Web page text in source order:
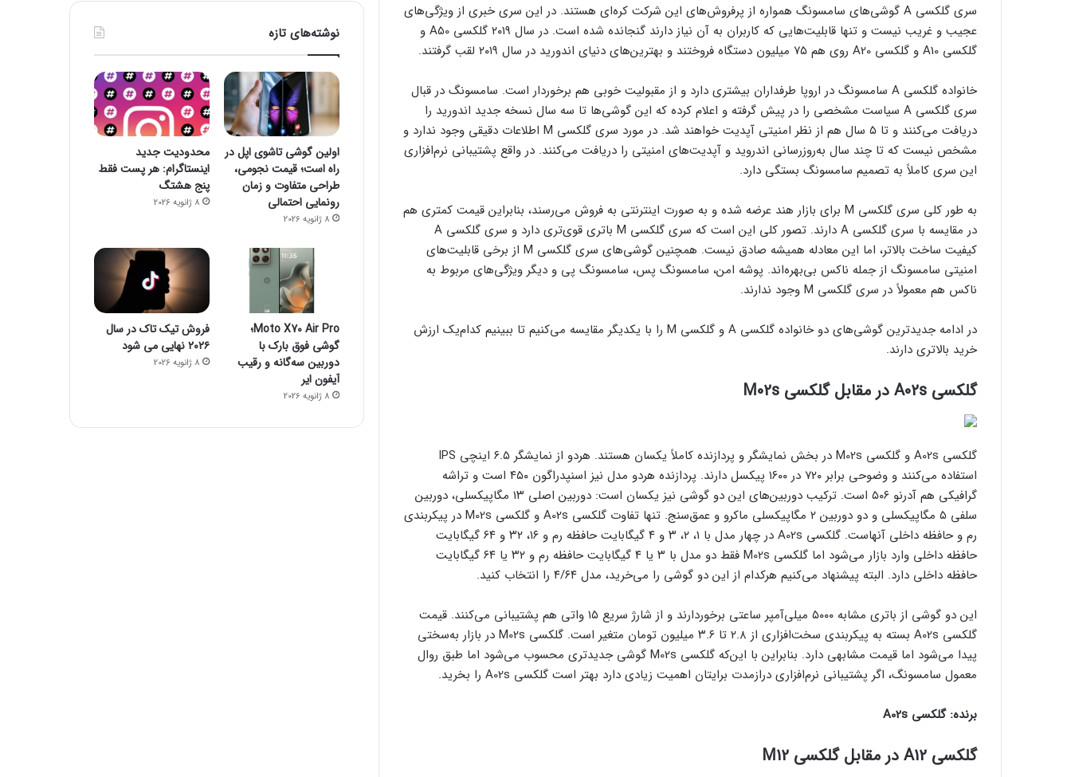
سری گلکسی A گوشی‌های سامسونگ همواره از پرفروش‌های این شرکت کره‌ای هستند. در این سری خبری از ویژگی‌های
عجیب و غریب نیست و تنها قابلیت‌هایی که کاربران به آن نیاز دارند گنجانده شده است. در سال ۲۰۱۹ گلکسی A50 و
گلکسی A10 و گلکسی A20 روی هم ۷۵ میلیون دستگاه فروختند و بهترین‌های دنیای اندورید در سال ۲۰۱۹ لقب گرفتند.
خانواده گلکسی A سامسونگ در اروپا طرفداران بیشتری دارد و از مقبولیت خوبی هم برخوردار است. سامسونگ در قبال
سری گلکسی A سیاست مشخصی را در پیش گرفته و اعلام کرده که این گوشی‌ها تا سه سال نسخه جدید اندورید را
دریافت می‌کنند و تا ۵ سال هم از نظر امنیتی آپدیت خواهند شد. در مورد سری گلکسی M اطلاعات دقیقی وجود ندارد و
مشخص نیست که تا چند سال به‌روزرسانی اندروید و آپدیت‌های امنیتی را دریافت می‌کنند. در واقع پشتیبانی نرم‌افزاری
این سری کاملاً به تصمیم سامسونگ بستگی دارد.
به طور کلی سری گلکسی M برای بازار هند عرضه شده و به صورت اینترنتی به فروش می‌رسند، بنابراین قیمت کمتری هم
در مقایسه با سری گلکسی A دارند. تصور کلی این است که سری گلکسی M باتری قوی‌تری دارد و سری گلکسی A
کیفیت ساخت بالاتر، اما این معادله همیشه صادق نیست. همچنین گوشی‌های سری گلکسی M از برخی قابلیت‌های
امنیتی سامسونگ از جمله ناکس بی‌بهره‌اند. پوشه امن، سامسونگ پس، سامسونگ پی و دیگر ویژگی‌های مربوط به
ناکس هم معمولاً در سری گلکسی M وجود ندارند.
در ادامه جدیدترین گوشی‌های دو خانواده گلکسی A و گلکسی M را با یکدیگر مقایسه می‌کنیم تا ببینیم کدام‌یک ارزش
خرید بالاتری دارند.
گلکسی A02s در مقابل گلکسی M02s
گلکسی A02s و گلکسی M02s در بخش نمایشگر و پردازنده کاملاً یکسان هستند. هردو از نمایشگر ۶.۵ اینچی IPS
استفاده می‌کنند و وضوحی برابر ۷۲۰ در ۱۶۰۰ پیکسل دارند. پردازنده هردو مدل نیز اسنپدراگون ۴۵۰ است و تراشه
گرافیکی هم آدرنو ۵۰۶ است. ترکیب دوربین‌های این دو گوشی نیز یکسان است: دوربین اصلی ۱۳ مگاپیکسلی، دوربین
سلفی ۵ مگاپیکسلی و دو دوربین ۲ مگاپیکسلی ماکرو و عمق‌سنج. تنها تفاوت گلکسی A02s و گلکسی M02s در پیکربندی
رم و حافظه داخلی آنهاست. گلکسی A02s در چهار مدل با ۱، ۲، ۳ و ۴ گیگابایت حافظه رم و ۱۶، ۳۲ و ۶۴ گیگابایت
حافظه داخلی وارد بازار می‌شود اما گلکسی M02s فقط دو مدل با ۳ یا ۴ گیگابایت حافظه رم و ۳۲ یا ۶۴ گیگابایت
حافظه داخلی دارد. البته پیشنهاد می‌کنیم هرکدام از این دو گوشی را می‌خرید، مدل ۴/۶۴ را انتخاب کنید.
این دو گوشی از باتری مشابه ۵۰۰۰ میلی‌آمپر ساعتی برخوردارند و از شارژ سریع ۱۵ واتی هم پشتیبانی می‌کنند. قیمت
گلکسی A02s بسته به پیکربندی سخت‌افزاری از ۲.۸ تا ۳.۶ میلیون تومان متغیر است. گلکسی M02s در بازار به‌سختی
پیدا می‌شود اما قیمت مشابهی دارد. بنابراین با این‌که گلکسی M02s گوشی جدیدتری محسوب می‌شود اما طبق روال
معمول سامسونگ، اگر پشتیبانی نرم‌افزاری درازمدت برایتان اهمیت زیادی دارد بهتر است گلکسی A02s را بخرید.
برنده: گلکسی A02s
گلکسی A12 در مقابل گلکسی M12
نوشته‌های تازه
اولین گوشی تاشوی اپل در
راه است؛ قیمت نجومی،
طراحی متفاوت و زمان
رونمایی احتمالی
8 ژانویه 2026
محدودیت جدید
اینستاگرام: هر پست فقط
پنج هشتگ
8 ژانویه 2026
Moto X70 Air Pro؛
گوشی فوق بارک با
دوربین سه‌گانه و رقیب
آیفون ایر
8 ژانویه 2026
فروش تیک تاک در سال
۲۰۲۶ نهایی می شود
8 ژانویه 2026